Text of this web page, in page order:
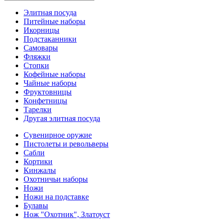
Элитная посуда
Питейные наборы
Икорницы
Подстаканники
Самовары
Фляжки
Стопки
Кофейные наборы
Чайные наборы
Фруктовницы
Конфетницы
Тарелки
Другая элитная посуда
Сувенирное оружие
Пистолеты и револьверы
Сабли
Кортики
Кинжалы
Охотничьи наборы
Ножи
Ножи на подставке
Булавы
Нож "Охотник", Златоуст